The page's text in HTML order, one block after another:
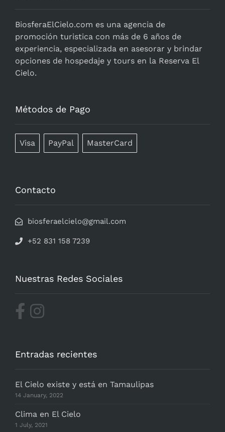
BiosferaElCielo.com es una agencia de
promoción turistica con más de 6 años de
experiencia, especializada en asesorar y brindar
opciones de hospedaje y tours en la Reserva El
Cielo.
Métodos de Pago
Visa PayPal MasterCard
Contacto
biosferaelcielo@gmail.com
+52 831 158 7239
Nuestras Redes Sociales
Entradas recientes
El Cielo existe y está en Tamaulipas
14 January, 2022
Clima en El Cielo
1 July, 2021